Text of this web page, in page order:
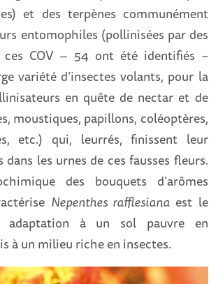
et des terpènes communément
entomophiles (pollinisées par des
ces COV ‒ 54 ont été identifiés –
variété d’insectes volants, pour la
en quête de nectar et de
moustiques, papillons, coléoptères,
etc.) qui, leurrés, finissent leur
dans les urnes de ces fausses fleurs.
des bouquets d’arômes
Nepenthes rafflesianaest le
adaptation à un sol pauvre en
à un milieu riche en insectes.